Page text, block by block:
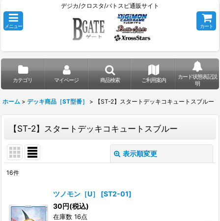
デジカ/クロスタ/バトスピ通販サイト
メニュー カート
カテゴリ マイページ 商品検索 ご利用案内
カード状態表記説
明
ホーム > デッキ商品［ST型番］ > 【ST-2】スタートデッキコキュートスブルー
【ST-2】スタートデッキコキュートスブルー
表示順変更
並び順:
16件
ツノモン［U］ [ST2-01]
30円(税込)
在庫数 16点